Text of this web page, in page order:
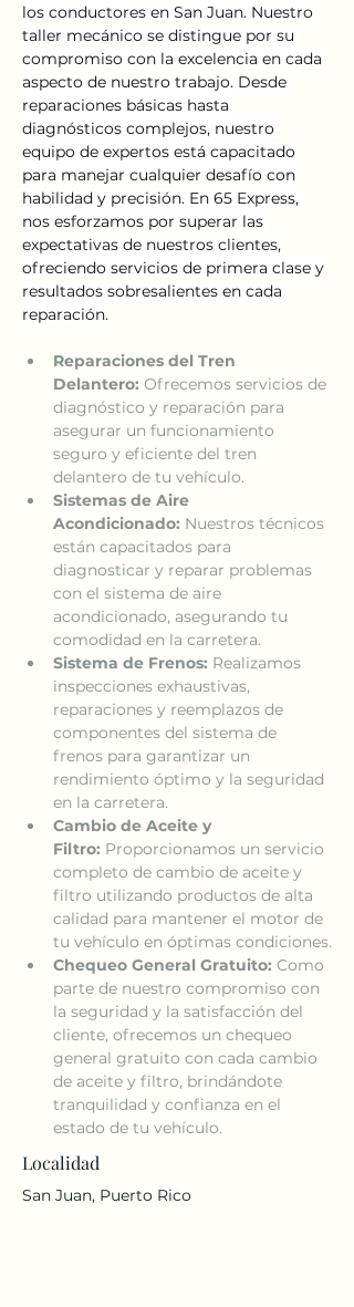
los conductores en San Juan. Nuestro
taller mecánico se distingue por su
compromiso con la excelencia en cada
aspecto de nuestro trabajo. Desde
reparaciones básicas hasta
diagnósticos complejos, nuestro
equipo de expertos está capacitado
para manejar cualquier desafío con
habilidad y precisión. En 65 Express,
nos esforzamos por superar las
expectativas de nuestros clientes,
ofreciendo servicios de primera clase y
resultados sobresalientes en cada
reparación.
Reparaciones del Tren
Delantero: Ofrecemos servicios de
diagnóstico y reparación para
asegurar un funcionamiento
seguro y eficiente del tren
delantero de tu vehículo.
Sistemas de Aire
Acondicionado: Nuestros técnicos
están capacitados para
diagnosticar y reparar problemas
con el sistema de aire
acondicionado, asegurando tu
comodidad en la carretera.
Sistema de Frenos: Realizamos
inspecciones exhaustivas,
reparaciones y reemplazos de
componentes del sistema de
frenos para garantizar un
rendimiento óptimo y la seguridad
en la carretera.
Cambio de Aceite y
Filtro: Proporcionamos un servicio
completo de cambio de aceite y
filtro utilizando productos de alta
calidad para mantener el motor de
tu vehículo en óptimas condiciones.
Chequeo General Gratuito: Como
parte de nuestro compromiso con
la seguridad y la satisfacción del
cliente, ofrecemos un chequeo
general gratuito con cada cambio
de aceite y filtro, brindándote
tranquilidad y confianza en el
estado de tu vehículo.
Localidad
San Juan, Puerto Rico